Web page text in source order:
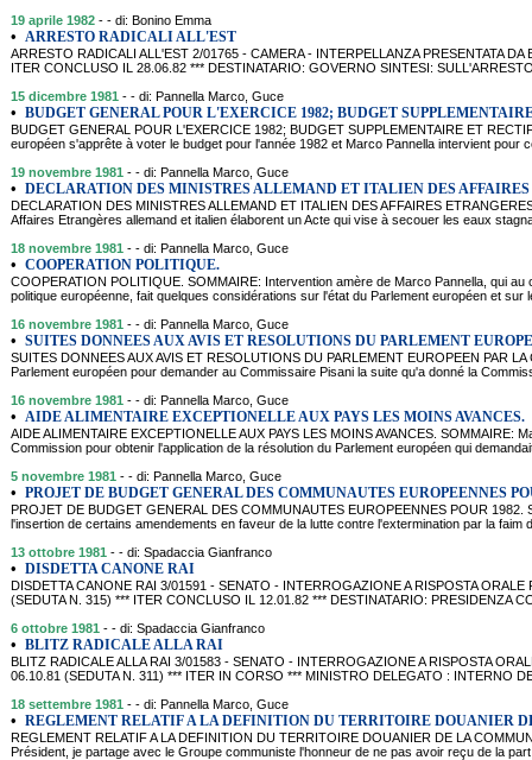
19 aprile 1982 - - di: Bonino Emma
• ARRESTO RADICALI ALL'EST
ARRESTO RADICALI ALL'EST 2/01765 - CAMERA - INTERPELLANZA PRESENTATA
ITER CONCLUSO IL 28.06.82 *** DESTINATARIO: GOVERNO SINTESI:
15 dicembre 1981 - - di: Pannella Marco, Guce
• BUDGET GENERAL POUR L'EXERCICE 1982; BUDGET
BUDGET GENERAL POUR L'EXERCICE 1982; BUDGET SUPPLEMENTAIRE ET
européen s'apprête à voter le budget pour l'année 1982 et Marco Pannella intervient pour
19 novembre 1981 - - di: Pannella Marco, Guce
• DECLARATION DES MINISTRES ALLEMAND ET ITALIEN DES AFFAIRES
DECLARATION DES MINISTRES ALLEMAND ET ITALIEN DES AFFAIRES
Affaires Etrangères allemand et italien élaborent un Acte qui vise à secouer les eaux
18 novembre 1981 - - di: Pannella Marco, Guce
• COOPERATION POLITIQUE.
COOPERATION POLITIQUE. SOMMAIRE: Intervention amère de Marco Pannella, qui
politique européenne, fait quelques considérations sur l'état du Parlement européen et sur
16 novembre 1981 - - di: Pannella Marco, Guce
• SUITES DONNEES AUX AVIS ET RESOLUTIONS DU PARLEMENT
SUITES DONNEES AUX AVIS ET RESOLUTIONS DU PARLEMENT EUROPEEN PAR
Parlement européen pour demander au Commissaire Pisani la suite qu'a donné la
16 novembre 1981 - - di: Pannella Marco, Guce
• AIDE ALIMENTAIRE EXCEPTIONELLE AUX PAYS LES MOINS AVANCES.
AIDE ALIMENTAIRE EXCEPTIONELLE AUX PAYS LES MOINS AVANCES. SOMMAIRE:
Commission pour obtenir l'application de la résolution du Parlement européen qui
5 novembre 1981 - - di: Pannella Marco, Guce
• PROJET DE BUDGET GENERAL DES COMMUNAUTES EUROPEENNES
PROJET DE BUDGET GENERAL DES COMMUNAUTES EUROPEENNES POUR 1982.
l'insertion de certains amendements en faveur de la lutte contre l'extermination par la faim
13 ottobre 1981 - - di: Spadaccia Gianfranco
• DISDETTA CANONE RAI
DISDETTA CANONE RAI 3/01591 - SENATO - INTERROGAZIONE A RISPOSTA ORALE
(SEDUTA N. 315) *** ITER CONCLUSO IL 12.01.82 *** DESTINATARIO: PRESIDENZA
6 ottobre 1981 - - di: Spadaccia Gianfranco
• BLITZ RADICALE ALLA RAI
BLITZ RADICALE ALLA RAI 3/01583 - SENATO - INTERROGAZIONE A RISPOSTA
06.10.81 (SEDUTA N. 311) *** ITER IN CORSO *** MINISTRO DELEGATO : INTERNO
18 settembre 1981 - - di: Pannella Marco, Guce
• REGLEMENT RELATIF A LA DEFINITION DU TERRITOIRE DOUANIER
REGLEMENT RELATIF A LA DEFINITION DU TERRITOIRE DOUANIER DE LA
Président, je partage avec le Groupe communiste l'honneur de ne pas avoir reçu de la